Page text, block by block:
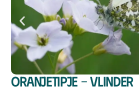
Oranjetipje – vlinder